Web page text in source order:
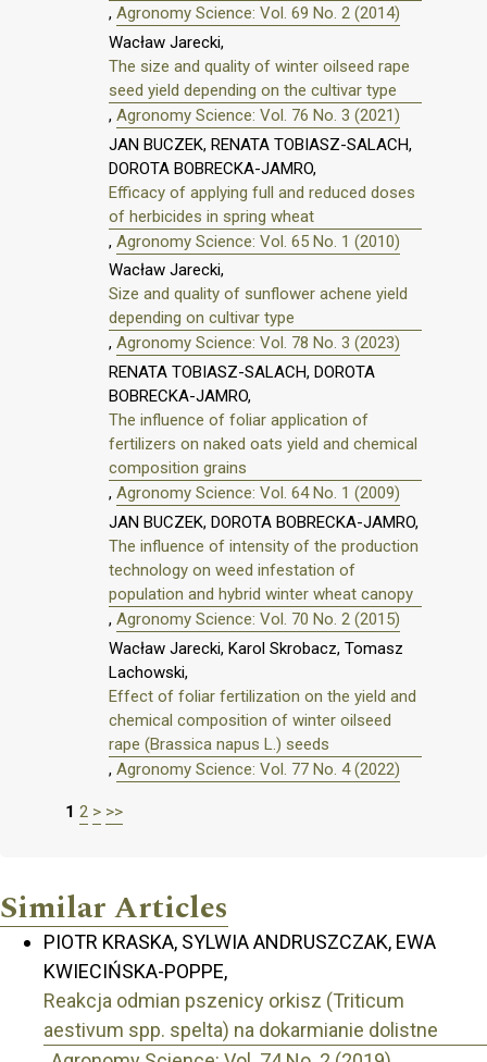
, Agronomy Science: Vol. 69 No. 2 (2014)
Wacław Jarecki,
The size and quality of winter oilseed rape
seed yield depending on the cultivar type
, Agronomy Science: Vol. 76 No. 3 (2021)
JAN BUCZEK, RENATA TOBIASZ-SALACH,
DOROTA BOBRECKA-JAMRO,
Efficacy of applying full and reduced doses
of herbicides in spring wheat
, Agronomy Science: Vol. 65 No. 1 (2010)
Wacław Jarecki,
Size and quality of sunflower achene yield
depending on cultivar type
, Agronomy Science: Vol. 78 No. 3 (2023)
RENATA TOBIASZ-SALACH, DOROTA
BOBRECKA-JAMRO,
The influence of foliar application of
fertilizers on naked oats yield and chemical
composition grains
, Agronomy Science: Vol. 64 No. 1 (2009)
JAN BUCZEK, DOROTA BOBRECKA-JAMRO,
The influence of intensity of the production
technology on weed infestation of
population and hybrid winter wheat canopy
, Agronomy Science: Vol. 70 No. 2 (2015)
Wacław Jarecki, Karol Skrobacz, Tomasz
Lachowski,
Effect of foliar fertilization on the yield and
chemical composition of winter oilseed
rape (Brassica napus L.) seeds
, Agronomy Science: Vol. 77 No. 4 (2022)
1 2 > >>
Similar Articles
PIOTR KRASKA, SYLWIA ANDRUSZCZAK, EWA
KWIECIŃSKA-POPPE,
Reakcja odmian pszenicy orkisz (Triticum
aestivum spp. spelta) na dokarmianie dolistne